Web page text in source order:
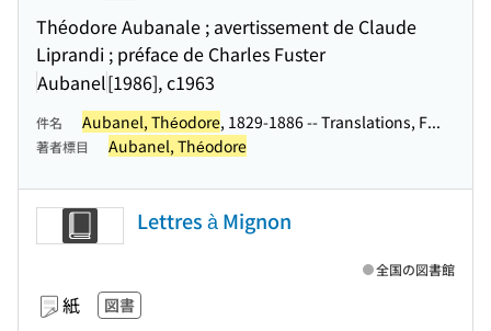
Théodore Aubanale ; avertissement de Claude
Liprandi ; préface de Charles Fuster
Aubanel[1986], c1963
件名 Aubanel, Théodore, 1829-1886 -- Translations, F...
著者標目 Aubanel, Théodore
Lettres à Mignon
紙 図書
全国の図書館